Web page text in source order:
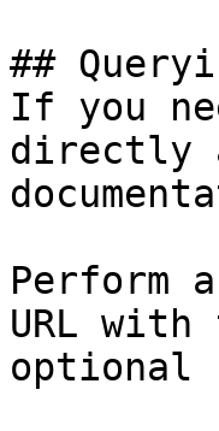
##
If you
directly
Perform
URL
optional